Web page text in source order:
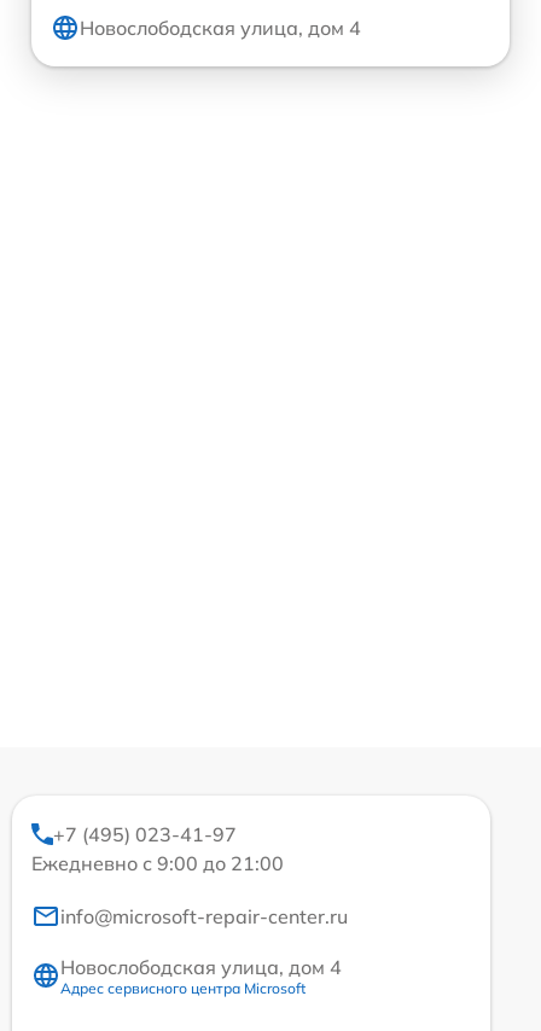
Новослободская улица, дом 4
+7 (495) 023-41-97
Ежедневно с 9:00 до 21:00
info@microsoft-repair-center.ru
Новослободская улица, дом 4
Адрес сервисного центра Microsoft